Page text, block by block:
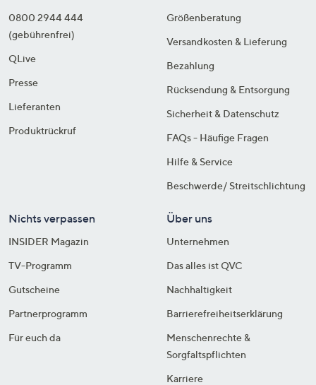
0800 2944 444
(gebührenfrei)
QLive
Presse
Lieferanten
Produktrückruf
Größenberatung
Versandkosten & Lieferung
Bezahlung
Rücksendung & Entsorgung
Sicherheit & Datenschutz
FAQs - Häufige Fragen
Hilfe & Service
Beschwerde/ Streitschlichtung
Nichts verpassen
INSIDER Magazin
TV-Programm
Gutscheine
Partnerprogramm
Für euch da
Über uns
Unternehmen
Das alles ist QVC
Nachhaltigkeit
Barrierefreiheitserklärung
Menschenrechte &
Sorgfaltspflichten
Karriere